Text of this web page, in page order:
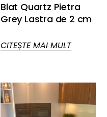
Blat Quartz Pietra
Grey Lastra de 2 cm
CITEȘTE MAI MULT